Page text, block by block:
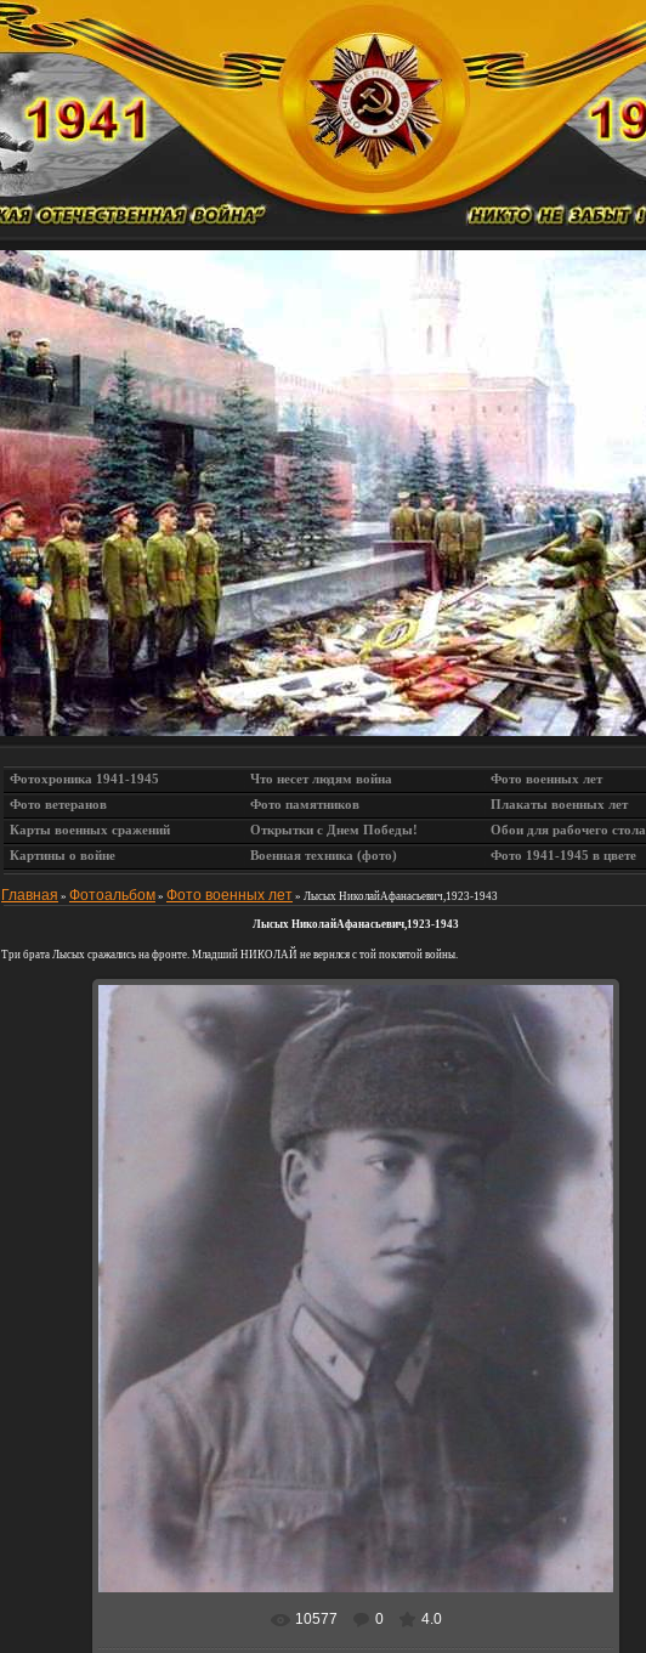
Фотохроника 1941-1945 Что несет людям война
Фото военных лет
Фото ветеранов
Фото памятников
Плакаты военных лет
Карты военных сражений
Открытки с Днем Победы!
Обои для рабочего стола
Картины о войне
Военная техника (фото) Фото 1941-1945 в цвете
Главная » Фотоальбом » Фото военных лет » Лысых НиколайАфанасьевич,1923-1943
Лысых НиколайАфанасьевич,1923-1943
Три брата Лысых сражались на фронте. Младший НИКОЛАЙ не вернлся с той поклятой войны.
10577 0 4.0